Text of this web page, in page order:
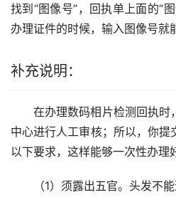
找到“图像号”，回执单上面的“
办理证件的时候，输入图像号就
补充说明：
在办理数码相片检测回执时
中心进行人工审核；所以，你
以下要求，这样能够一次性办理
（1）须露出五官。头发不